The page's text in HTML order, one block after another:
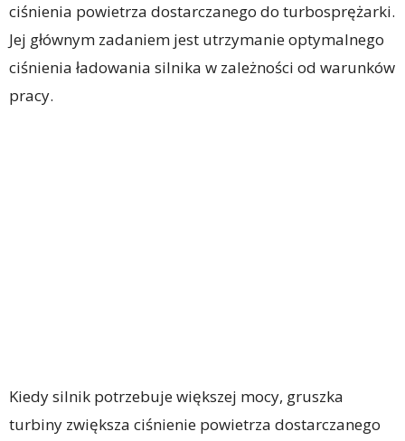
ciśnienia powietrza dostarczanego do turbosprężarki.
Jej głównym zadaniem jest utrzymanie optymalnego
ciśnienia ładowania silnika w zależności od warunków
pracy.
Kiedy silnik potrzebuje większej mocy, gruszka
turbiny zwiększa ciśnienie powietrza dostarczanego